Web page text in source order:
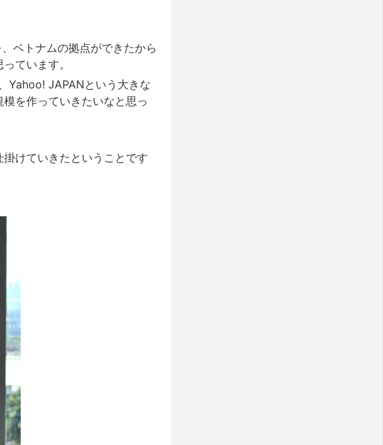
ベトナムの拠点ができたから
ています。
Yahoo! JAPANという大きな
を作っていきたいなと思っ
けていきたということです